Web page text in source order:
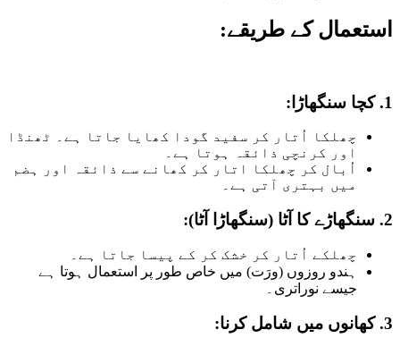
استعمال کے طریقے:
1. کچا سنگھاڑا:
چھلکا اُتار کر سفید گودا کھایا جاتا ہے۔ ٹھنڈا
اور کرنچی ذائقہ ہوتا ہے۔
اُبال کر چھلکا اتار کر کھانے سے ذائقہ اور ہضم
میں بہتری آتی ہے۔
2. سنگھاڑے کا آٹا (سنگھاڑا آٹا):
چھلکے اُتار کر خشک کر کے پیسا جاتا ہے۔
ہندو روزوں (ورَت) میں خاص طور پر استعمال ہوتا ہے
جیسے نوراتری۔
3. کھانوں میں شامل کرنا: